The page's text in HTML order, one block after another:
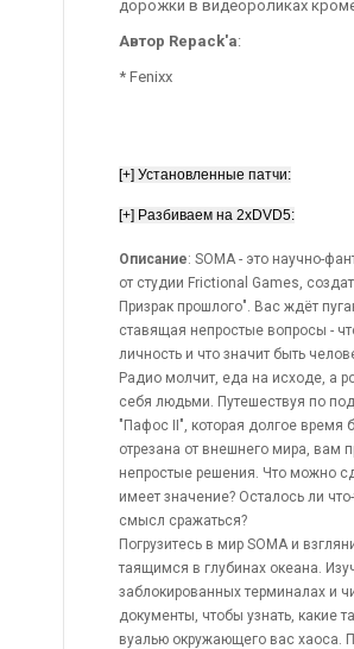
дорожки в видеороликах
Автор Repack'a:
* Fenixx
Описание: SOMA - это научно-
от студии Frictional Games,
Призрак прошлого". Вас ждёт
ставящая непростые вопросы -
личность и что значит быть
Радио молчит, еда на исходе, а
себя людьми. Путешествуя по
"Пафос II", которая долгое время
отрезана от внешнего мира, вам
непростые решения. Что можно
имеет значение? Осталось ли
смысл сражаться?
Погрузитесь в мир SOMA и
таящимся в глубинах океана.
заблокированных терминалах и
документы, чтобы узнать, какие
вуалью окружающего вас хаоса.